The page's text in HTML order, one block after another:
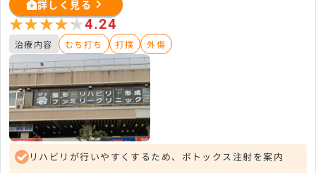
詳しく見る
★★★★★
★★★★★4.24
治療内容 むち打ち 打撲 外傷
リハビリが行いやすくするため、ボトックス注射を案内